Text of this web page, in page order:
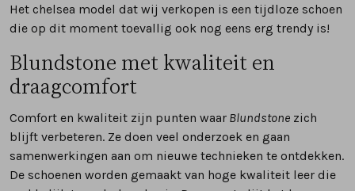
Het chelsea model dat wij verkopen is een tijdloze schoen
die op dit moment toevallig ook nog eens erg trendy is!
Blundstone met kwaliteit en
draagcomfort
Comfort en kwaliteit zijn punten waar Blundstone zich
blijft verbeteren. Ze doen veel onderzoek en gaan
samenwerkingen aan om nieuwe technieken te ontdekken.
De schoenen worden gemaakt van hoge kwaliteit leer die